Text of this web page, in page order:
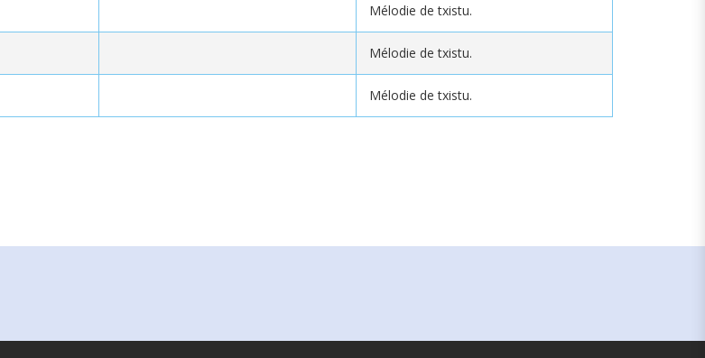
Mélodie de txistu.
Mélodie de txistu.
Mélodie de txistu.